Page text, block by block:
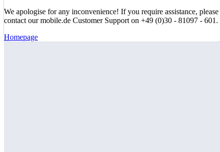
We apologise for any inconvenience! If you require assistance, please
contact our mobile.de Customer Support on +49 (0)30 - 81097 - 601.
Homepage